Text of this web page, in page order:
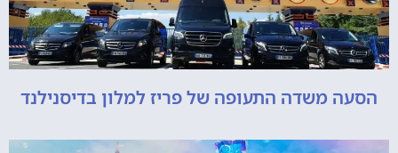
הסעה משדה התעופה של פריז למלון בדיסנילנד